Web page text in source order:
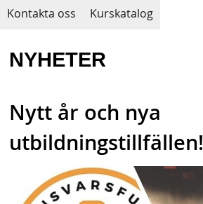
Kontakta oss Kurskatalog
NYHETER
Nytt år och nya
utbildningstillfällen!